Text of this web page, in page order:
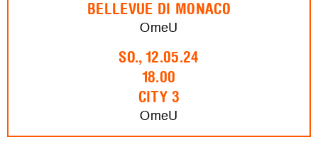
BELLEVUE DI MONACO
OmeU
SO., 12.05.24
18.00
CITY 3
OmeU